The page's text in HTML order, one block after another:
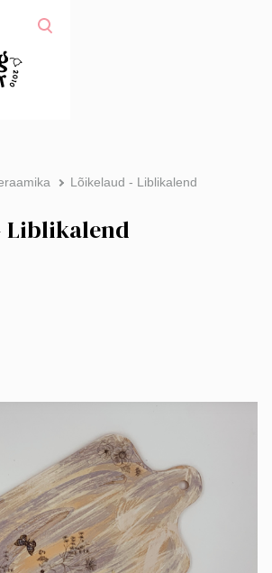
Lõikelaud - Liblikalend
Liblikalend